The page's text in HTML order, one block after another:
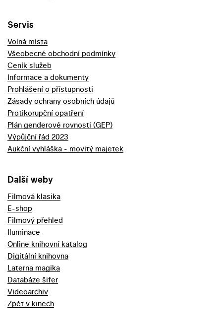
Servis
Volná místa
Všeobecné obchodní podmínky
Ceník služeb
Informace a dokumenty
Prohlášení o přístupnosti
Zásady ochrany osobních údajů
Protikorupční opatření
Plán genderové rovnosti (GEP)
Výpůjční řád 2023
Aukční vyhláška - movitý majetek
Další weby
Filmová klasika
E-shop
Filmový přehled
Iluminace
Online knihovní katalog
Digitální knihovna
Laterna magika
Databáze šifer
Videoarchiv
Zpět v kinech